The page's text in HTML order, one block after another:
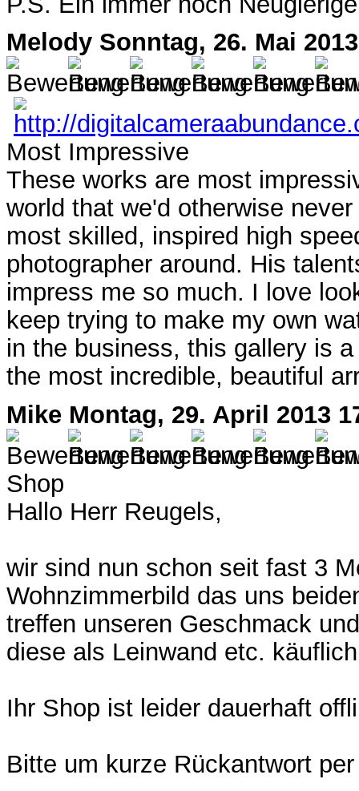
Melody Sonntag, 26. Mai
Most Impressive
These works are most
world that we'd otherwise
most skilled, inspired high
photographer around. His
impress me so much. I love
keep trying to make my own
in the business, this gallery is
the most incredible, beautiful
Mike Montag, 29. April 2013
Shop
Hallo Herr Reugels,
wir sind nun schon seit fast 3
Wohnzimmerbild das uns
treffen unseren Geschmack
diese als Leinwand etc.
Ihr Shop ist leider dauerhaft
Bitte um kurze Rückantwort